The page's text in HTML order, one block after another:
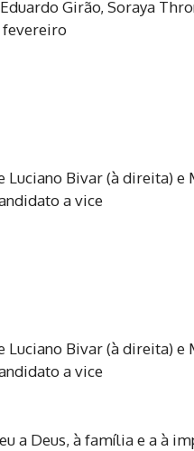
Girão, Soraya
fevereiro
Bivar (à direita) e
a vice
Bivar (à direita) e
a vice
a Deus, à família e a à